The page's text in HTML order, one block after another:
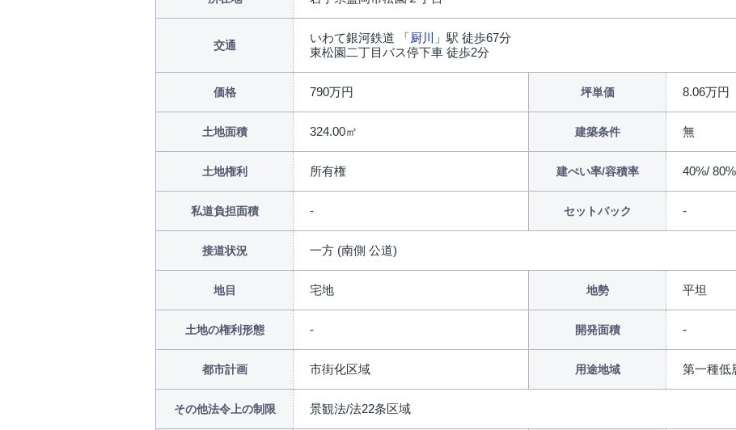
交通
いわて銀河鉄道 「厨川
」駅 徒歩67分
東松園二丁目バス停下車 徒歩2分
価格 790万円 坪単価 8.06万円
土地面積 324.00㎡ 建築条件 無
土地権利 所有権 建ぺい率/容積率 40%/ 80%
私道負担面積 セットバック
接道状況 一方 (南側 公道)
地目 宅地 地勢 平坦
土地の権利形態 開発面積
都市計画 市街化区域 用途地域 第一種低
その他法令上の制限 景観法/法22条区域